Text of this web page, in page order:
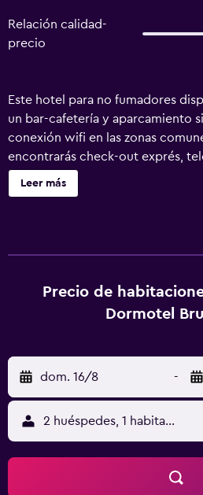
Relación calidad-
precio
Este hotel para no fumadores
un bar-cafetería y aparcamiento
conexión wifi en las zonas
encontrarás check-out exprés,
común y una caja fuerte en la
Bruchsal ofrece 106 alojamientos
incluyen escritorio y teléfono; se
gratuitas (pueden existir
posible solicitar tabla de planchar
Leer más
Precio de
Dormotel
dom. 16/8 -
2 huéspedes, 1 habitación